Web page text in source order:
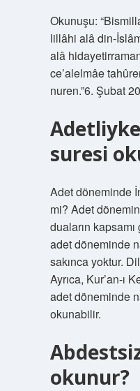
Okunuşu:
lillâhi alâ din-
alâ
ce’alelmâe
nuren.”6. Şubat
suresi
Adet döneminde
mi? Adet
duaların kapsamı
adet döneminde
sakınca yoktur.
Ayrıca, Kur’an-ı
adet döneminde
okunabilir.
okunur?